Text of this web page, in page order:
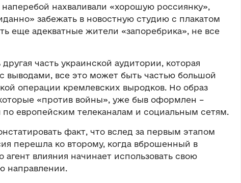
нахваливали «хорошую россиянку»,
забежать в новостную студию с плакатом
еще адекватные жители «запоребрика», не все
часть украинской аудитории, которая
выводами, все это может быть частью большой
операции кремлевских выродков. Но образ
«против войны», уже быв оформлен –
по европейским телеканалам и социальным сетям.
факт, что вслед за первым этапом
перешла ко второму, когда вброшенный в
влияния начинает использовать свою
направлении.